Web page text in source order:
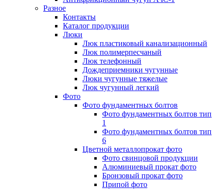
Разное
Контакты
Каталог продукции
Люки
Люк пластиковый канализационный
Люк полимерпесчаный
Люк телефонный
Дождеприемники чугунные
Люки чугунные тяжелые
Люк чугунный легкий
Фото
Фото фундаментных болтов
Фото фундаментных болтов тип
1
Фото фундаментных болтов тип
6
Цветной металлопрокат фото
Фото свинцовой продукции
Алюминиевый прокат фото
Бронзовый прокат фото
Припой фото